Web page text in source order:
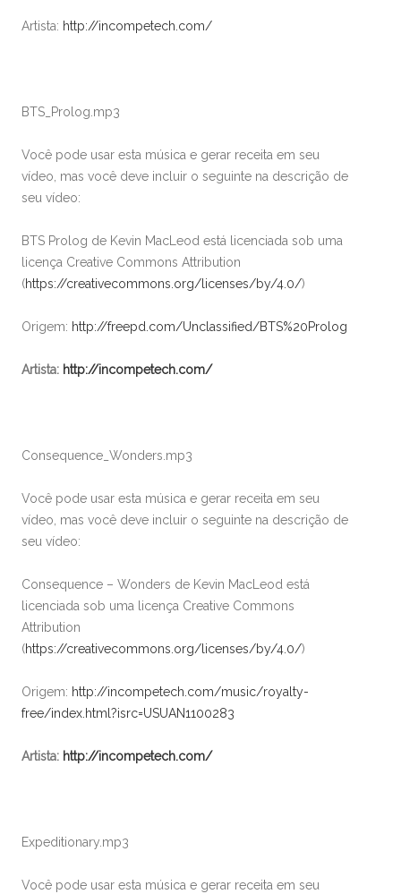
Artista: http://incompetech.com/
BTS_Prolog.mp3
Você pode usar esta música e gerar receita em seu
vídeo, mas você deve incluir o seguinte na descrição de
seu vídeo:
BTS Prolog de Kevin MacLeod está licenciada sob uma
licença Creative Commons Attribution
(https://creativecommons.org/licenses/by/4.0/)
Origem: http://freepd.com/Unclassified/BTS%20Prolog
Artista: http://incompetech.com/
Consequence_Wonders.mp3
Você pode usar esta música e gerar receita em seu
vídeo, mas você deve incluir o seguinte na descrição de
seu vídeo:
Consequence – Wonders de Kevin MacLeod está
licenciada sob uma licença Creative Commons
Attribution
(https://creativecommons.org/licenses/by/4.0/)
Origem: http://incompetech.com/music/royalty-
free/index.html?isrc=USUAN1100283
Artista: http://incompetech.com/
Expeditionary.mp3
Você pode usar esta música e gerar receita em seu